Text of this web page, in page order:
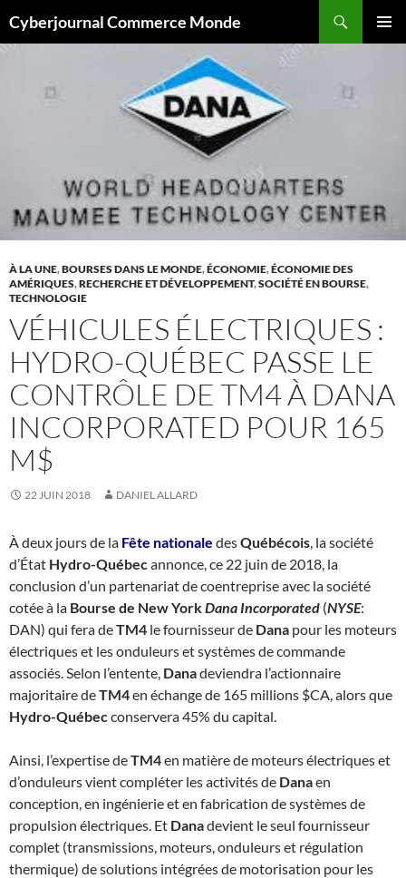
au
contenu
Cyberjournal Commerce Monde
À LA UNE,BOURSES DANS LE MONDE,ÉCONOMIE,ÉCONOMIE DES
AMÉRIQUES,RECHERCHE ET DÉVELOPPEMENT,SOCIÉTÉ EN BOURSE,
TECHNOLOGIE
VÉHICULES ÉLECTRIQUES :
HYDRO-QUÉBEC PASSE LE
CONTRÔLE DE TM4 À DANA
INCORPORATED POUR 165
M$
22 JUIN 2018 DANIEL ALLARD
À deux jours de la Fête nationale desQuébécois , la société
d’État Hydro-Québec annonce, ce 22 juin de 2018, la
conclusion d’un partenariat de coentreprise avec la société
cotée à la Bourse de New YorkDana Incorporated (NYSE:
DAN) qui fera deTM4 le fournisseur de Dana pour les moteurs
électriques et les onduleurs et systèmes de commande
associés. Selon l’entente, Danadeviendra l’actionnaire
majoritaire deTM4en échange de 165 millions $CA, alors que
Hydro-Québec conservera 45% du capital.
Ainsi, l’expertise deTM4en matière de moteurs électriques et
d’onduleurs vient compléter les activités de Danaen
conception, en ingénierie et en fabrication de systèmes de
propulsion électriques. Et Danadevient le seul fournisseur
complet (transmissions, moteurs, onduleurs et régulation
thermique) de solutions intégrées de motorisation pour les